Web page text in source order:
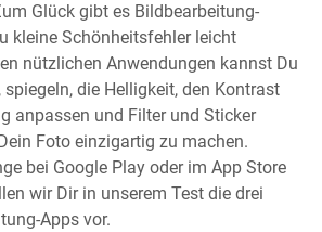
Glück gibt es Bildbearbeitung-
kleine Schönheitsfehler leicht
nützlichen Anwendungen kannst Du
spiegeln, die Helligkeit, den Kontrast
anpassen und Filter und Sticker
Foto einzigartig zu machen.
bei Google Play oder im App Store
wir Dir in unserem Test die drei
Apps vor.